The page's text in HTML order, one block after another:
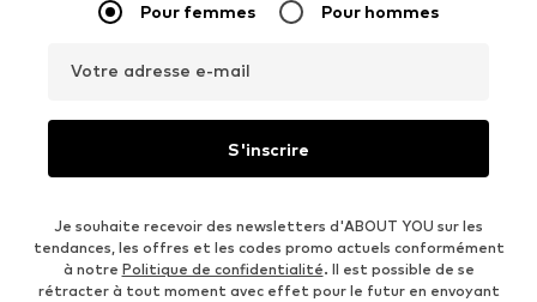
Pour femmes Pour hommes
Votre adresse e-mail
S'inscrire
Je souhaite recevoir des newsletters d'ABOUT YOU sur les
tendances, les offres et les codes promo actuels conformément
à notre Politique de confidentialité. Il est possible de se
rétracter à tout moment avec effet pour le futur en envoyant